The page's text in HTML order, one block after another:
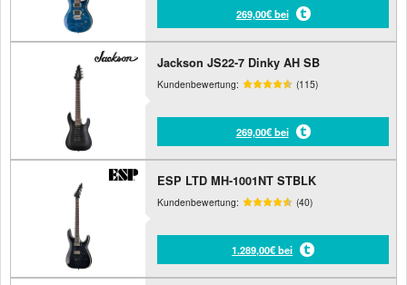
269,00€ bei
Jackson JS22-7 Dinky AH SB
Kundenbewertung: (115)
269,00€ bei
ESP LTD MH-1001NT STBLK
Kundenbewertung: (40)
1.289,00€ bei